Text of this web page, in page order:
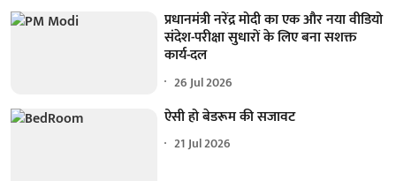
प्रधानमंत्री नरेंद्र मोदी का एक और नया वीडियो
संदेश-परीक्षा सुधारों के लिए बना सशक्त
कार्य-दल
26 Jul 2026
ऐसी हो बेडरूम की सजावट
21 Jul 2026